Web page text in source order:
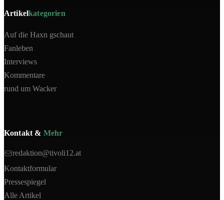
Artikelkategorien
Auf die Haxn gschaut
Fanleben
Interviews
Kommentare
rund um Wacker
Kontakt & Mehr
redaktion@tivoli12.at
Kontaktformular
Pressespiegel
Alle Artikel